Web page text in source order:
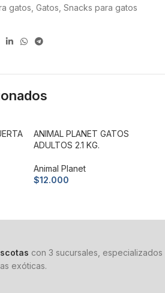
gatos Gatos Snacks para gatos
ANIMAL PLANET GATOS
ADULTOS 2.1 KG.
Animal Planet
$12.000
con 3 sucursales, especializados
exóticas.